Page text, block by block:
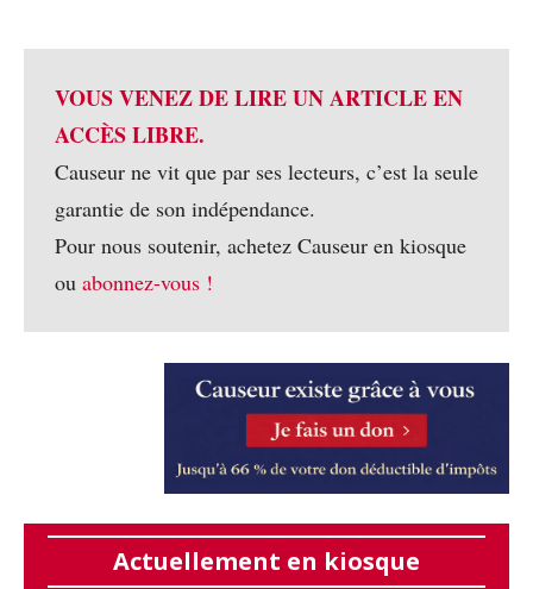
VOUS VENEZ DE LIRE UN ARTICLE EN
ACCÈS LIBRE.
Causeur ne vit que par ses lecteurs, c’est la seule
garantie de son indépendance.
Pour nous soutenir, achetez Causeur en kiosque
ou abonnez-vous !
Actuellement en kiosque